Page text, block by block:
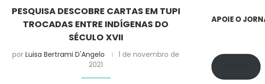
PESQUISA DESCOBRE CARTAS EM TUPI
TROCADAS ENTRE INDÍGENAS DO
SÉCULO XVII
porLuisa Bertrami D'Angelo
1 de novembro de
2021
APOIE O